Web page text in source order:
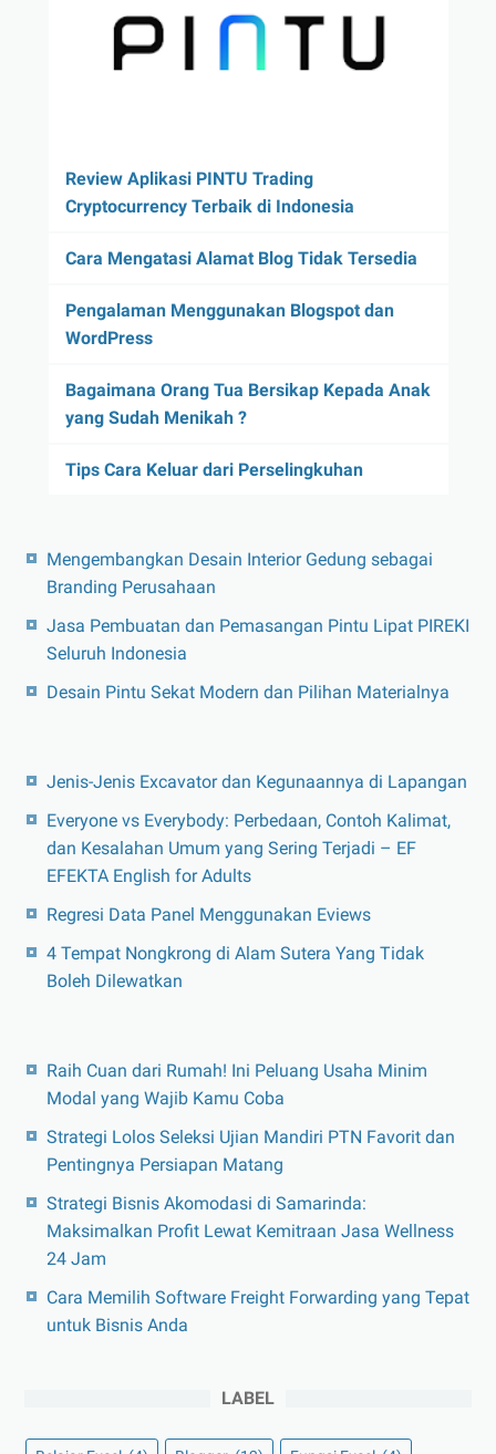
Review Aplikasi PINTU Trading
Cryptocurrency Terbaik di Indonesia
Cara Mengatasi Alamat Blog Tidak Tersedia
Pengalaman Menggunakan Blogspot dan
WordPress
Bagaimana Orang Tua Bersikap Kepada Anak
yang Sudah Menikah ?
Tips Cara Keluar dari Perselingkuhan
Mengembangkan Desain Interior Gedung sebagai
Branding Perusahaan
Jasa Pembuatan dan Pemasangan Pintu Lipat PIREKI
Seluruh Indonesia
Desain Pintu Sekat Modern dan Pilihan Materialnya
Jenis-Jenis Excavator dan Kegunaannya di Lapangan
Everyone vs Everybody: Perbedaan, Contoh Kalimat,
dan Kesalahan Umum yang Sering Terjadi – EF
EFEKTA English for Adults
Regresi Data Panel Menggunakan Eviews
4 Tempat Nongkrong di Alam Sutera Yang Tidak
Boleh Dilewatkan
Raih Cuan dari Rumah! Ini Peluang Usaha Minim
Modal yang Wajib Kamu Coba
Strategi Lolos Seleksi Ujian Mandiri PTN Favorit dan
Pentingnya Persiapan Matang
Strategi Bisnis Akomodasi di Samarinda:
Maksimalkan Profit Lewat Kemitraan Jasa Wellness
24 Jam
Cara Memilih Software Freight Forwarding yang Tepat
untuk Bisnis Anda
LABEL